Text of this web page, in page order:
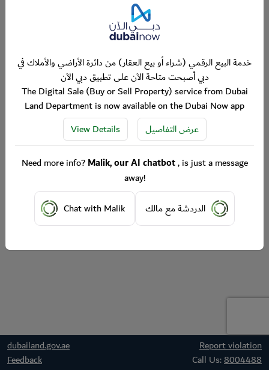
dubailand.gov.ae
Report violation
Feedback
Call Us:8004488
خدمة البيع الرقمي (شراء أو بيع العقار) من دائرة الأراضي والأملاك في
دبي أصبحت متاحة الآن على تطبيق دبي الآن
The Digital Sale (Buy or Sell Property) service from Dubai
Land Department is now available on the Dubai Now app
View Details
عرض التفاصيل
Need more info?Malik, our AI chatbot, is just a message
away!
Chat with Malik
الدردشة مع مالك